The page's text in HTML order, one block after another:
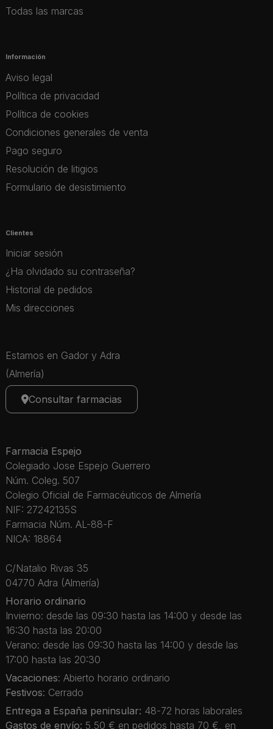
Todas las marcas
Información
Aviso legal
Política de privacidad
Política de cookies
Condiciones generales de venta
Pago seguro
Resolución de litigios
Formulario de desistimiento
Clientes
Iniciar sesión
¿Ha olvidado su contraseña?
Historial de pedidos
Mis direcciones
Estamos en Gador y Adra
(Almería)
Consultar farmacias
Farmacia Espejo
Colegiado Jose Espejo Guerrero
Núm. Coleg. 507
Colegio Oficial de Farmacéuticos de Almería
NIF: 27242135S
Farmacia Núm. AL-88-F
NICA: 18864
C/Natalio Rivas 35
04770 Adra (Almería)
Horario ordinario
Invierno: desde las 09:30 hasta las 14:00 y desde las
16:30 hasta las 20:00
Verano: desde las 09:30 hasta las 14:00 y desde las
17:00 hasta las 20:30
Vacaciones: Abierto horario ordinario
Festivos: Cerrado
Entrega a España peninsular: 48-72 horas laborales
Gastos de envío: 5,50 € en pedidos hasta 70 €, en